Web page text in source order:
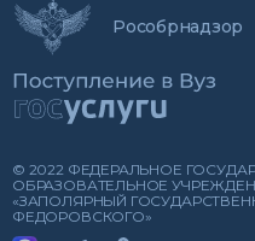
Рособрнадзор
© 2022 ФЕДЕРАЛЬНОЕ
ОБРАЗОВАТЕЛЬНОЕ
«ЗАПОЛЯРНЫЙ
ФЕДОРОВСКОГО»